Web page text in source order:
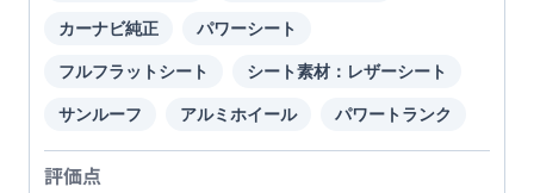
カーナビ純正 パワーシート
フルフラットシート シート素材：レザーシート
サンルーフ アルミホイール パワートランク
評価点